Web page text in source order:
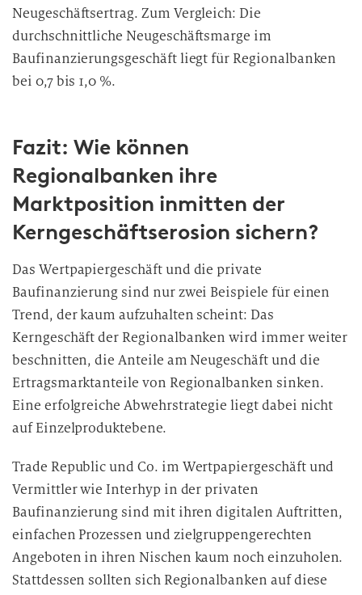
Neugeschäftsertrag. Zum Vergleich: Die
durchschnittliche Neugeschäftsmarge im
Baufinanzierungsgeschäft liegt für Regionalbanken
bei 0,7 bis 1,0 %.
Fazit: Wie können
Regionalbanken ihre
Marktposition inmitten der
Kerngeschäftserosion sichern?
Das Wertpapiergeschäft und die private
Baufinanzierung sind nur zwei Beispiele für einen
Trend, der kaum aufzuhalten scheint: Das
Kerngeschäft der Regionalbanken wird immer weiter
beschnitten, die Anteile am Neugeschäft und die
Ertragsmarktanteile von Regionalbanken sinken.
Eine erfolgreiche Abwehrstrategie liegt dabei nicht
auf Einzelproduktebene.
Trade Republic und Co. im Wertpapiergeschäft und
Vermittler wie Interhyp in der privaten
Baufinanzierung sind mit ihren digitalen Auftritten,
einfachen Prozessen und zielgruppengerechten
Angeboten in ihren Nischen kaum noch einzuholen.
Stattdessen sollten sich Regionalbanken auf diese